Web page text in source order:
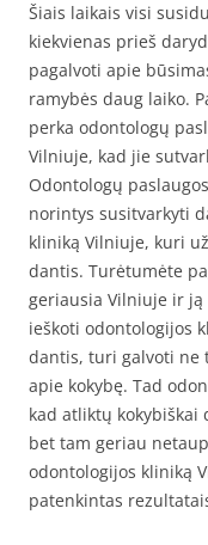
Šiais laikais visi
kiekvienas prieš
pagalvoti apie
ramybės daug laiko.
perka odontologų
Vilniuje, kad jie
Odontologų
norintys susitvarkyti
kliniką Vilniuje, kuri
dantis. Turėtumėte
geriausia Vilniuje ir
ieškoti odontologijos
dantis, turi galvoti ne
apie kokybę. Tad
kad atliktų kokybiškai
bet tam geriau
odontologijos kliniką
patenkintas